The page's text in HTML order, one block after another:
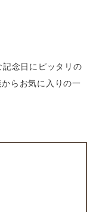
記念日にピッタリの
らお気に入りの一